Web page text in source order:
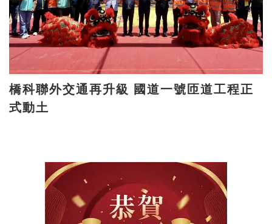
橋科聯外交通再升級 國道一號匝道工程正
式動土